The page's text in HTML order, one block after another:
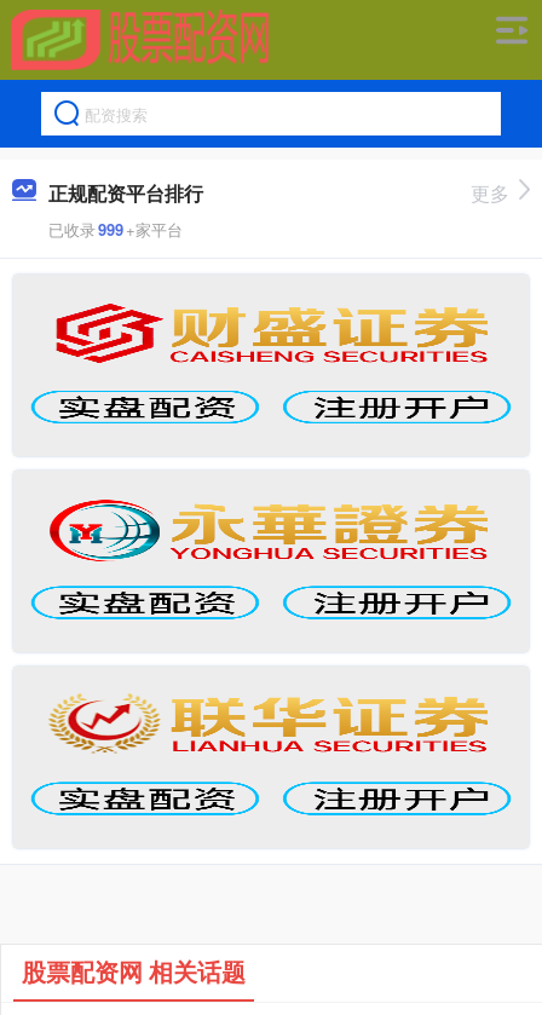
正规配资平台排行
已收录999+家平台
更多
股票配资网 相关话题